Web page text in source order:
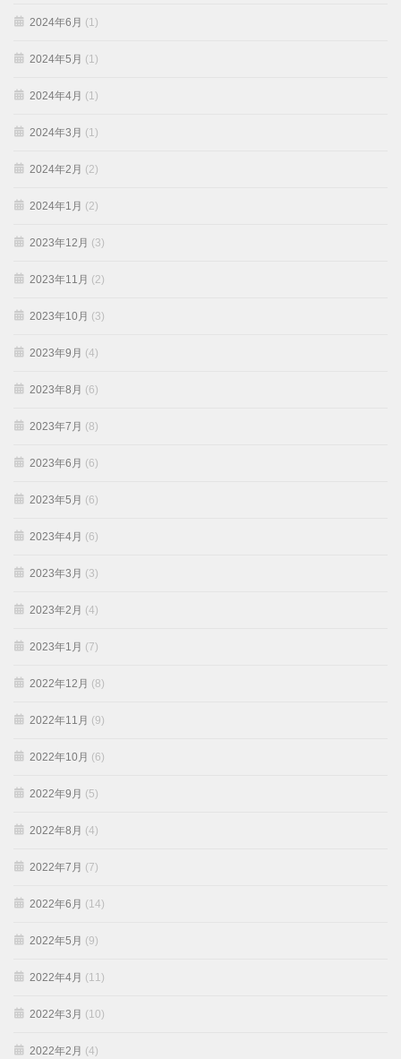
2024年6月 (1)
2024年5月 (1)
2024年4月 (1)
2024年3月 (1)
2024年2月 (2)
2024年1月 (2)
2023年12月 (3)
2023年11月 (2)
2023年10月 (3)
2023年9月 (4)
2023年8月 (6)
2023年7月 (8)
2023年6月 (6)
2023年5月 (6)
2023年4月 (6)
2023年3月 (3)
2023年2月 (4)
2023年1月 (7)
2022年12月 (8)
2022年11月 (9)
2022年10月 (6)
2022年9月 (5)
2022年8月 (4)
2022年7月 (7)
2022年6月 (14)
2022年5月 (9)
2022年4月 (11)
2022年3月 (10)
2022年2月 (4)